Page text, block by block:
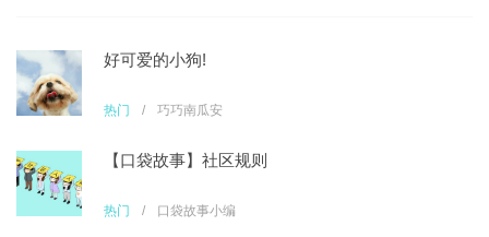
好可爱的小狗!
热门 / 巧巧南瓜安
【口袋故事】社区规则
热门 / 口袋故事小编